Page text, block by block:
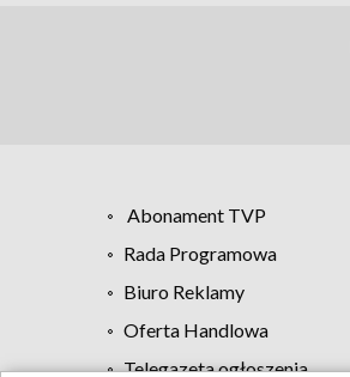
Abonament TVP
Rada Programowa
Biuro Reklamy
Oferta Handlowa
Telegazeta ogłoszenia